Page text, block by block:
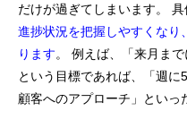
だけが過ぎてしまいます。
進捗状況を把握しやすくなり
ります。 例えば、「来月ま
という目標であれば、「週
顧客へのアプローチ」といっ